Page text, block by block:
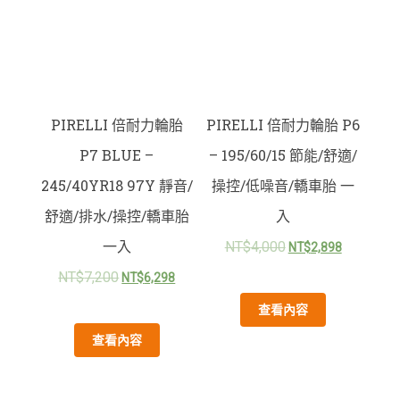
PIRELLI 倍耐力輪胎
P7 BLUE –
245/40YR18 97Y 靜音/
舒適/排水/操控/轎車胎
一入
NT$7,200 NT$6,298
查看內容
PIRELLI 倍耐力輪胎 P6
– 195/60/15 節能/舒適/
操控/低噪音/轎車胎 一
入
NT$4,000 NT$2,898
查看內容